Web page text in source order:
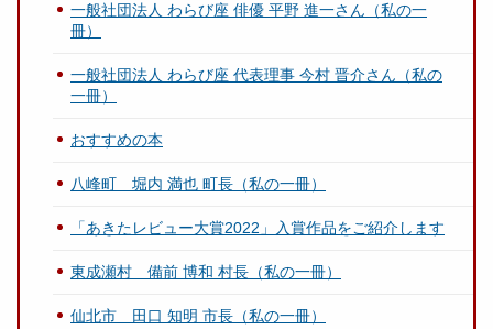
一般社団法人 わらび座 俳優 平野 進一さん（私の一
冊）
一般社団法人 わらび座 代表理事 今村 晋介さん（私の
一冊）
おすすめの本
八峰町 堀内 満也 町長（私の一冊）
「あきたレビュー大賞2022」入賞作品をご紹介します
東成瀬村 備前 博和 村長（私の一冊）
仙北市 田口 知明 市長（私の一冊）